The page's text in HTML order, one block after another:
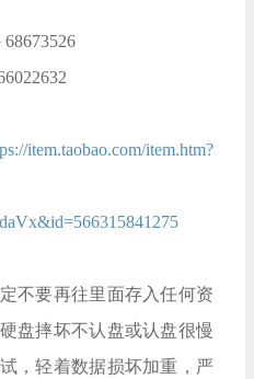
item.taobao.com/item.htm?
不要再往里面存入任何资
盘摔坏不认盘或认盘很慢
，轻着数据损坏加重，严